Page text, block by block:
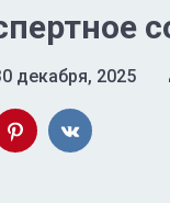
декабря, 2025